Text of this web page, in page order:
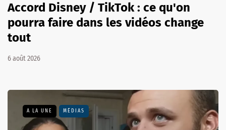
Accord Disney / TikTok : ce qu'on
pourra faire dans les vidéos change
tout
6 août 2026
A LA UNE MÉDIAS